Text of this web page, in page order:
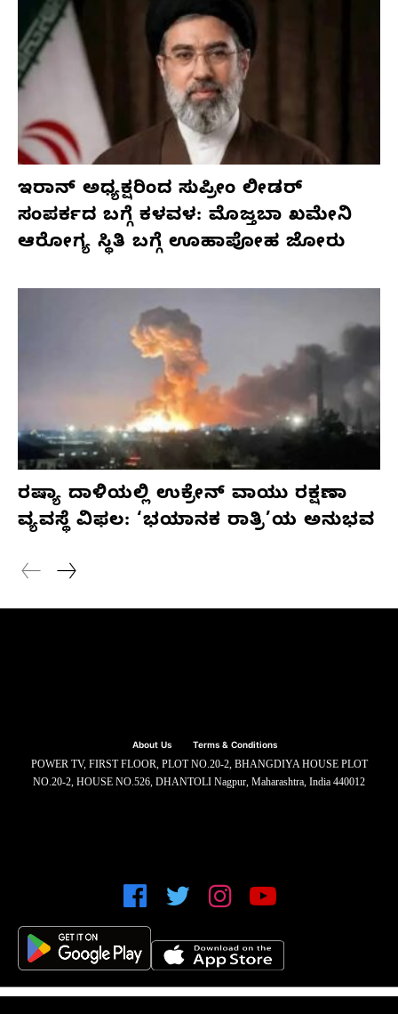
ಇರಾನ್ ಅಧ್ಯಕ್ಷರಿಂದ ಸುಪ್ರೀಂ ಲೀಡರ್
ಸಂಪರ್ಕದ ಬಗ್ಗೆ ಕಳವಳ: ಮೊಜ್ತಬಾ ಖಮೇನಿ
ಆರೋಗ್ಯ ಸ್ಥಿತಿ ಬಗ್ಗೆ ಊಹಾಪೋಹ ಜೋರು
ರಷ್ಯಾ ದಾಳಿಯಲ್ಲಿ ಉಕ್ರೇನ್ ವಾಯು ರಕ್ಷಣಾ
ವ್ಯವಸ್ಥೆ ವಿಫಲ: ‘ಭಯಾನಕ ರಾತ್ರಿ’ಯ ಅನುಭವ
About Us Terms & Conditions
POWER TV, FIRST FLOOR, PLOT NO.20-2, BHANGDIYA HOUSE PLOT
NO.20-2, HOUSE NO.526, DHANTOLI Nagpur, Maharashtra, India 440012